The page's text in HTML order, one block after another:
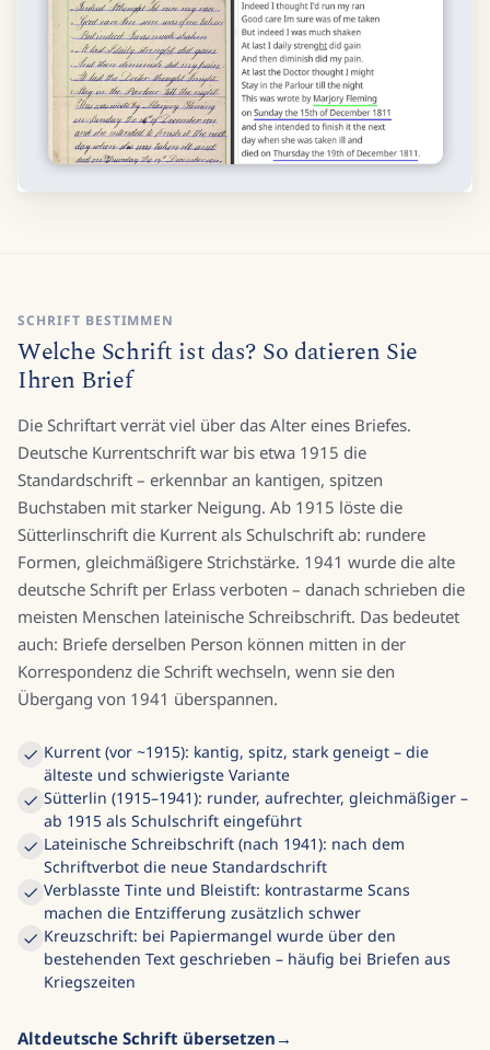
SCHRIFT BESTIMMEN
Welche Schrift ist das? So datieren Sie
Ihren Brief
Die Schriftart verrät viel über das Alter eines Briefes.
Deutsche Kurrentschrift war bis etwa 1915 die
Standardschrift – erkennbar an kantigen, spitzen
Buchstaben mit starker Neigung. Ab 1915 löste die
Sütterlinschrift die Kurrent als Schulschrift ab: rundere
Formen, gleichmäßigere Strichstärke. 1941 wurde die alte
deutsche Schrift per Erlass verboten – danach schrieben die
meisten Menschen lateinische Schreibschrift. Das bedeutet
auch: Briefe derselben Person können mitten in der
Korrespondenz die Schrift wechseln, wenn sie den
Übergang von 1941 überspannen.
Kurrent (vor ~1915): kantig, spitz, stark geneigt – die
älteste und schwierigste Variante
Sütterlin (1915–1941): runder, aufrechter, gleichmäßiger –
ab 1915 als Schulschrift eingeführt
Lateinische Schreibschrift (nach 1941): nach dem
Schriftverbot die neue Standardschrift
Verblasste Tinte und Bleistift: kontrastarme Scans
machen die Entzifferung zusätzlich schwer
Kreuzschrift: bei Papiermangel wurde über den
bestehenden Text geschrieben – häufig bei Briefen aus
Kriegszeiten
Altdeutsche Schrift übersetzen